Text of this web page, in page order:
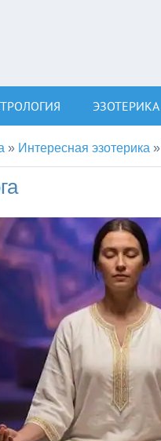
ЭЗОТЕРИКА
» Интересная эзотерика »